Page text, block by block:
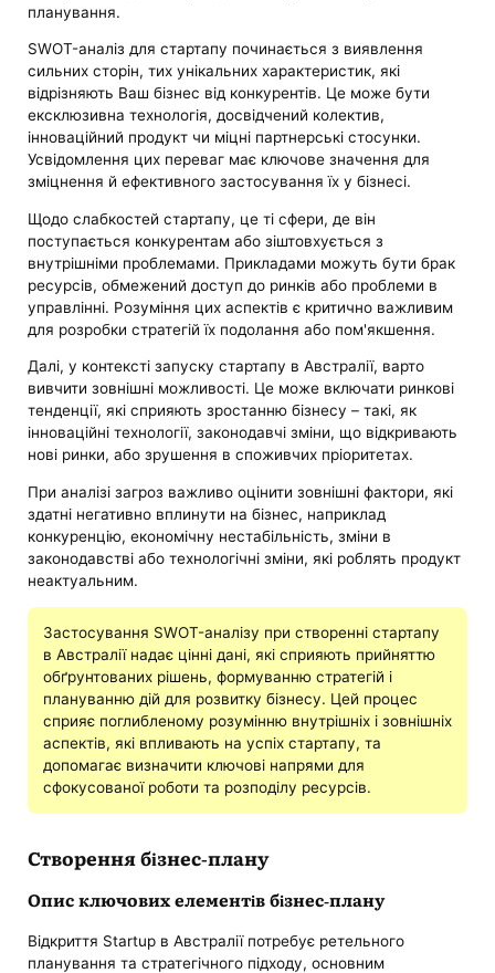
планування.
SWOT-аналіз для стартапу починається з виявлення
сильних сторін, тих унікальних характеристик, які
відрізняють Ваш бізнес від конкурентів. Це може бути
ексклюзивна технологія, досвідчений колектив,
інноваційний продукт чи міцні партнерські стосунки.
Усвідомлення цих переваг має ключове значення для
зміцнення й ефективного застосування їх у бізнесі.
Щодо слабкостей стартапу, це ті сфери, де він
поступається конкурентам або зіштовхується з
внутрішніми проблемами. Прикладами можуть бути брак
ресурсів, обмежений доступ до ринків або проблеми в
управлінні. Розуміння цих аспектів є критично важливим
для розробки стратегій їх подолання або пом'якшення.
Далі, у контексті запуску стартапу в Австралії, варто
вивчити зовнішні можливості. Це може включати ринкові
тенденції, які сприяють зростанню бізнесу – такі, як
інноваційні технології, законодавчі зміни, що відкривають
нові ринки, або зрушення в споживчих пріоритетах.
При аналізі загроз важливо оцінити зовнішні фактори, які
здатні негативно вплинути на бізнес, наприклад
конкуренцію, економічну нестабільність, зміни в
законодавстві або технологічні зміни, які роблять продукт
неактуальним.
Застосування SWOT-аналізу при створенні стартапу
в Австралії надає цінні дані, які сприяють прийняттю
обґрунтованих рішень, формуванню стратегій і
плануванню дій для розвитку бізнесу. Цей процес
сприяє поглибленому розумінню внутрішніх і зовнішніх
аспектів, які впливають на успіх стартапу, та
допомагає визначити ключові напрями для
сфокусованої роботи та розподілу ресурсів.
Створення бізнес-плану
Опис ключових елементів бізнес-плану
Відкриття Startup в Австралії потребує ретельного
планування та стратегічного підходу, основним